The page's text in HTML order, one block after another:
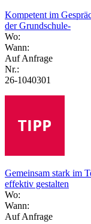
Kompetent im
der Grundschule-
Wo:
Wann:
Auf Anfrage
Nr.:
26-1040301
Gemeinsam stark im
effektiv gestalten
Wo:
Wann:
Auf Anfrage